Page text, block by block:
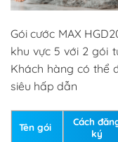
Gói cước MAX
khu vực 5 với 2 gói
Khách hàng có thể
siêu hấp dẫn
Tên gói
Cách
ký